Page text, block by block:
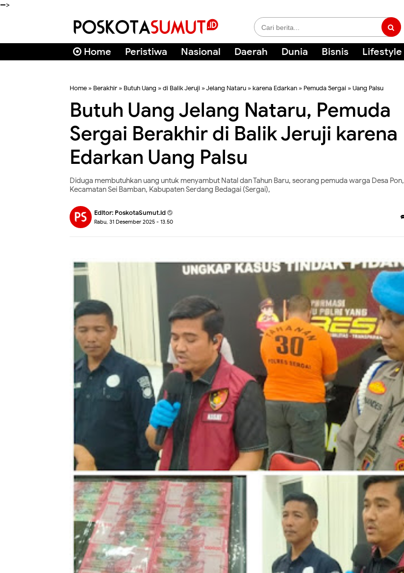
-->
Home Peristiwa Nasional Daerah Dunia Bisnis Lifestyle
Home » Berakhir » Butuh Uang »di Balik Jeruji »Jelang Nataru »karena Edarkan » Pemuda Sergai »Uang Palsu
Butuh Uang Jelang Nataru, Pemuda
Sergai Berakhir di Balik Jeruji karena
Edarkan Uang Palsu
Diduga membutuhkan uang untuk menyambut Natal dan Tahun Baru, seorang pemuda warga Desa Pon,
Kecamatan Sei Bamban, Kabupaten Serdang Bedagai (Sergai),
Editor: PoskotaSumut.id
Rabu, 31 Desember 2025 - 13.50